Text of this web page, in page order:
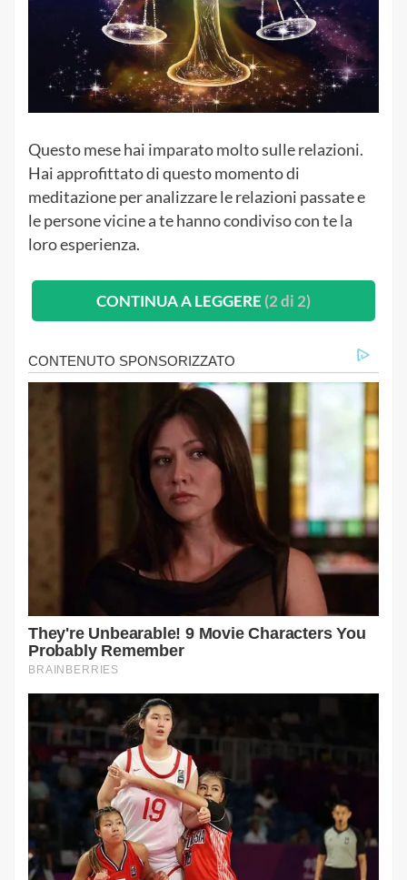
Questo mese hai imparato molto sulle relazioni.
Hai approfittato di questo momento di
meditazione per analizzare le relazioni passate e
le persone vicine a te hanno condiviso con te la
loro esperienza.
CONTINUA A LEGGERE (2 di 2)